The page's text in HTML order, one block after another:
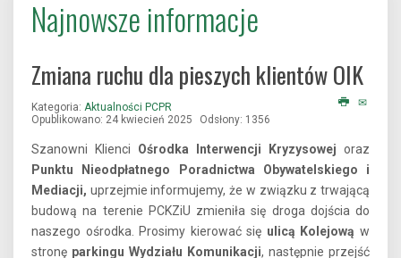
Najnowsze informacje
Zmiana ruchu dla pieszych klientów OIK
Kategoria: Aktualności PCPR
Opublikowano: 24 kwiecień 2025
Odsłony: 1356
Szanowni Klienci Ośrodka Interwencji Kryzysowej oraz
Punktu Nieodpłatnego Poradnictwa Obywatelskiego i
Mediacji, uprzejmie informujemy, że w związku z trwającą
budową na terenie PCKZiU zmieniła się droga dojścia do
naszego ośrodka. Prosimy kierować się ulicą Kolejową w
stronę parkingu Wydziału Komunikacji, następnie przejść